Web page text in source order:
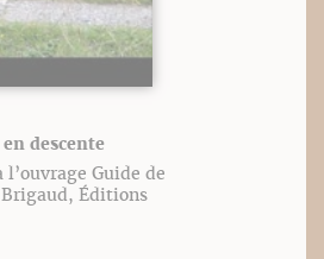
descente
Guide de
Éditions